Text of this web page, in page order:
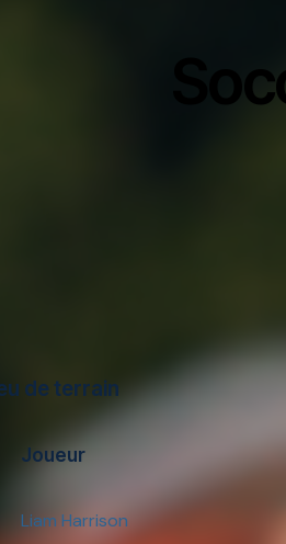
de terrain
Joueur
Liam Harrison